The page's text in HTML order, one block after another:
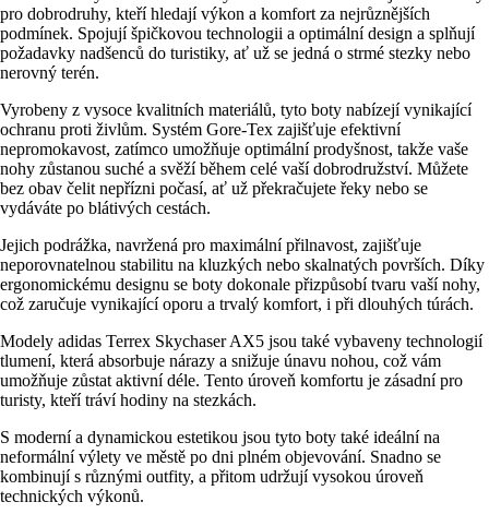
pro dobrodruhy, kteří hledají výkon a komfort za nejrůznějších
podmínek. Spojují špičkovou technologii a optimální design a splňují
požadavky nadšenců do turistiky, ať už se jedná o strmé stezky nebo
nerovný terén.
Vyrobeny z vysoce kvalitních materiálů, tyto boty nabízejí vynikající
ochranu proti živlům. Systém Gore-Tex zajišťuje efektivní
nepromokavost, zatímco umožňuje optimální prodyšnost, takže vaše
nohy zůstanou suché a svěží během celé vaší dobrodružství. Můžete
bez obav čelit nepřízni počasí, ať už překračujete řeky nebo se
vydáváte po blátivých cestách.
Jejich podrážka, navržená pro maximální přilnavost, zajišťuje
neporovnatelnou stabilitu na kluzkých nebo skalnatých površích. Díky
ergonomickému designu se boty dokonale přizpůsobí tvaru vaší nohy,
což zaručuje vynikající oporu a trvalý komfort, i při dlouhých túrách.
Modely adidas Terrex Skychaser AX5 jsou také vybaveny technologií
tlumení, která absorbuje nárazy a snižuje únavu nohou, což vám
umožňuje zůstat aktivní déle. Tento úroveň komfortu je zásadní pro
turisty, kteří tráví hodiny na stezkách.
S moderní a dynamickou estetikou jsou tyto boty také ideální na
neformální výlety ve městě po dni plném objevování. Snadno se
kombinují s různými outfity, a přitom udržují vysokou úroveň
technických výkonů.